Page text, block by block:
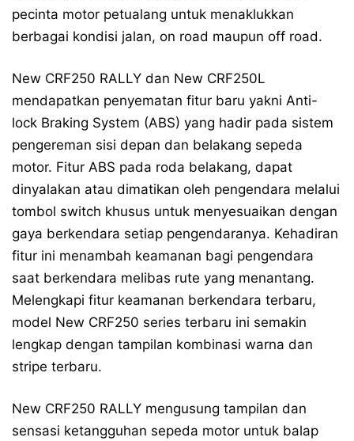
pecinta motor petualang untuk menaklukkan
berbagai kondisi jalan, on road maupun off road.
New CRF250 RALLY dan New CRF250L
mendapatkan penyematan fitur baru yakni Anti-
lock Braking System (ABS) yang hadir pada sistem
pengereman sisi depan dan belakang sepeda
motor. Fitur ABS pada roda belakang, dapat
dinyalakan atau dimatikan oleh pengendara melalui
tombol switch khusus untuk menyesuaikan dengan
gaya berkendara setiap pengendaranya. Kehadiran
fitur ini menambah keamanan bagi pengendara
saat berkendara melibas rute yang menantang.
Melengkapi fitur keamanan berkendara terbaru,
model New CRF250 series terbaru ini semakin
lengkap dengan tampilan kombinasi warna dan
stripe terbaru.
New CRF250 RALLY mengusung tampilan dan
sensasi ketangguhan sepeda motor untuk balap